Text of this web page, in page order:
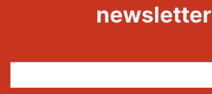
newsletter